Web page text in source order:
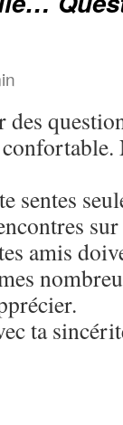
des
sentes
amis
ta